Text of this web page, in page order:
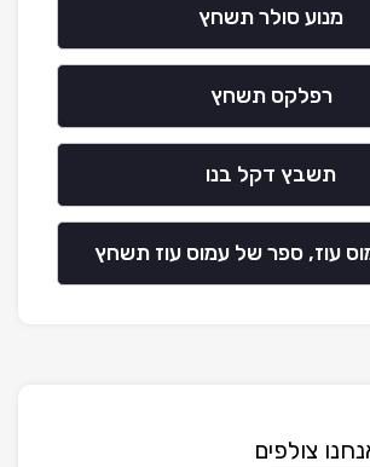
מנוע סולר תשחץ
רפלקס תשחץ
תשבץ דקל בנו
עוז, ספר של עמוס עוז תשחץ
צולפים